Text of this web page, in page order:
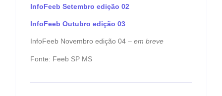
InfoFeeb Setembro edição 02
InfoFeeb Outubro edição 03
InfoFeeb Novembro edição 04 – em breve
Fonte: Feeb SP MS